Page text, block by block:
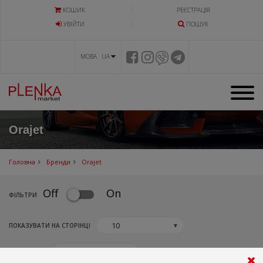
КОШИК
РЕЄСТРАЦІЯ
УВIЙТИ
ПОШУК
МОВА UA
Orajet
Головна Бренди Orajet
ФIЛЬТРИ Off On
ПОКАЗУВАТИ НА СТОРІНЦІ ▼